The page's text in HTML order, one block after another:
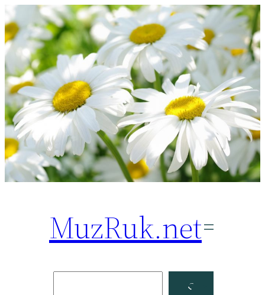
Перейти
к
содержимому
MuzRuk.net
Facebook